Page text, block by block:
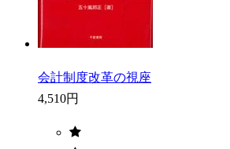
会計制度改革の視座
4,510円